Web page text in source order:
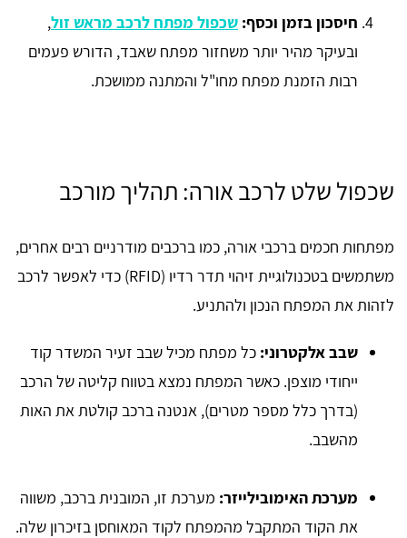
חיסכון בזמן וכסף: שכפול מפתח לרכב מראש זול,
ובעיקר מהיר יותר משחזור מפתח שאבד, הדורש פעמים
רבות הזמנת מפתח מחו"ל והמתנה ממושכת.
שכפול שלט לרכב אורה: תהליך מורכב
מפתחות חכמים ברכבי אורה, כמו ברכבים מודרניים רבים אחרים,
משתמשים בטכנולוגיית זיהוי תדר רדיו (RFID) כדי לאפשר לרכב
לזהות את המפתח הנכון ולהתניע.
שבב אלקטרוני: כל מפתח מכיל שבב זעיר המשדר קוד
ייחודי מוצפן. כאשר המפתח נמצא בטווח קליטה של הרכב
(בדרך כלל מספר מטרים), אנטנה ברכב קולטת את האות
מהשבב.
מערכת האימובילייזר: מערכת זו, המובנית ברכב, משווה
את הקוד המתקבל מהמפתח לקוד המאוחסן בזיכרון שלה.